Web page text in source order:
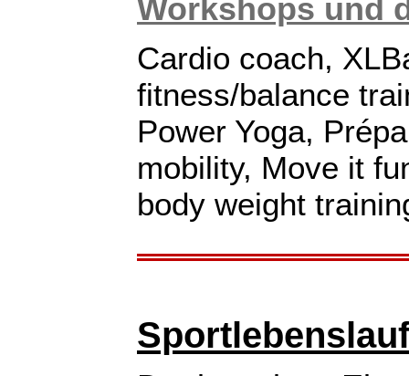
Workshops und
Cardio coach,
fitness/balance
Power Yoga,
mobility, Move it
body weight
Sportlebenslauf